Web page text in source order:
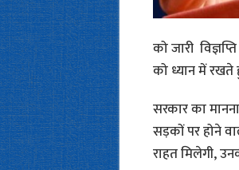
को जारी
को ध्यान में रखते
सरकार का
सड़कों पर होने
राहत मिलेगी,